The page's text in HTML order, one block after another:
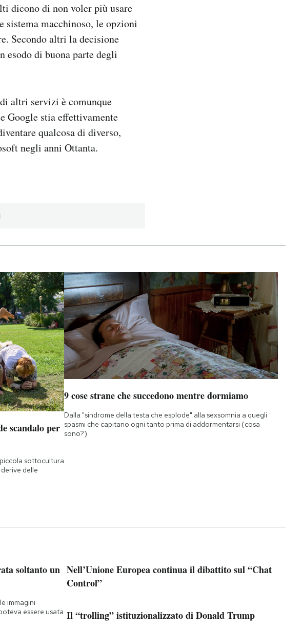
dicono di non voler più usare
sistema macchinoso, le opzioni
Secondo altri la decisione
esodo di buona parte degli
altri servizi è comunque
Google stia effettivamente
qualcosa di diverso,
negli anni Ottanta.
scandalo per
sottocultura
delle
9 cose strane che succedono mentre dormiamo
Dalla "sindrome della testa che esplode" alla sexsomnia a quegli
spasmi che capitano ogni tanto prima di addormentarsi (cosa
sono?)
soltanto un
immagini
essere usata
Nell’Unione Europea continua il dibattito sul “Chat
Control”
Il “trolling” istituzionalizzato di Donald Trump